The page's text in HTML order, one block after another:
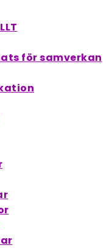
för samverkan